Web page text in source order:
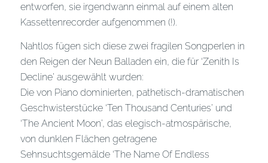
entworfen, sie irgendwann einmal auf einem alten
Kassettenrecorder aufgenommen (!).
Nahtlos fügen sich diese zwei fragilen Songperlen in
den Reigen der Neun Balladen ein, die für ‘Zenith Is
Decline’ ausgewählt wurden:
Die von Piano dominierten, pathetisch-dramatischen
Geschwisterstücke ‘Ten Thousand Centuries’ und
‘The Ancient Moon’, das elegisch-atmospärische,
von dunklen Flächen getragene
Sehnsuchtsgemälde ‘The Name Of Endless